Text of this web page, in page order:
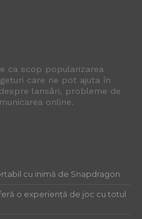
ca scop popularizarea
care ne pot ajuta în
lansări, probleme de
online.
cu inimă de Snapdragon
o experiență de joc cu totul